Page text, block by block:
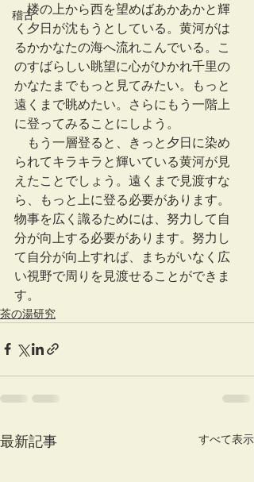
稽古
楼の上から西を望めばあかあかと輝
く夕日が沈もうとしている。黄河がは
るかかなたの海へ流れこんでいる。こ
のすばらしい眺望に心がひかれ千里の
かなたまでもっと見てみたい。もっと
遠くまで眺めたい。さらにもう一階上
に登ってみることにしよう。
もう一層登ると、きっと夕日に染め
られてキラキラと輝いている黄河が見
えたことでしょう。遠くまで見渡すな
ら、もっと上に登る必要があります。
物事を広く識るためには、努力して自
分が向上する必要があります。努力し
て自分が向上すれば、まちがいなく広
い視野で周りを見渡せることができま
す。
茶の湯研究
最新記事 すべて表示